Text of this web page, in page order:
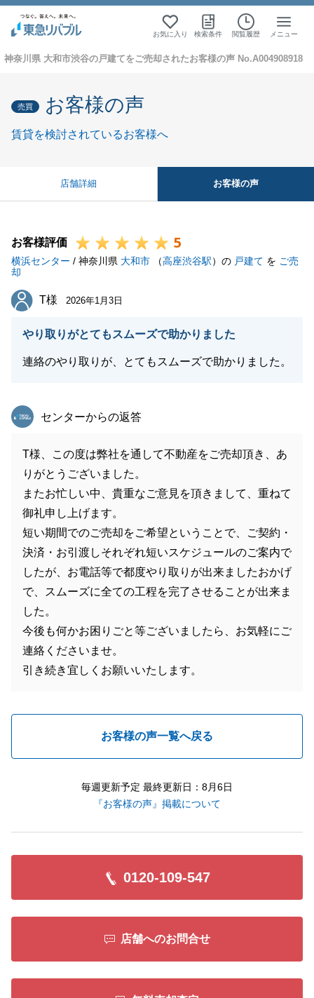
お気に入り 検索条件 閲覧履歴 メニュー
神奈川県 大和市渋谷の戸建てをご売却されたお客様の声 No.A004908918
売買 お客様の声
賃貸を検討されているお客様へ
店舗詳細 お客様の声
お客様評価 5
横浜センター / 神奈川県 大和市 （高座渋谷駅）の 戸建て を ご売
却
T様
T様 2026年1月3日
やり取りがとてもスムーズで助かりました
連絡のやり取りが、とてもスムーズで助かりました。
東急リバブル
センターからの返答
T様、この度は弊社を通して不動産をご売却頂き、あ
りがとうございました。
またお忙しい中、貴重なご意見を頂きまして、重ねて
御礼申し上げます。
短い期間でのご売却をご希望ということで、ご契約・
決済・お引渡しそれぞれ短いスケジュールのご案内で
したが、お電話等で都度やり取りが出来ましたおかげ
で、スムーズに全ての工程を完了させることが出来ま
した。
今後も何かお困りごと等ございましたら、お気軽にご
連絡くださいませ。
引き続き宜しくお願いいたします。
お客様の声一覧へ戻る
毎週更新予定 最終更新日：8月6日
『お客様の声』掲載について
0120-109-547
店舗へのお問合せ